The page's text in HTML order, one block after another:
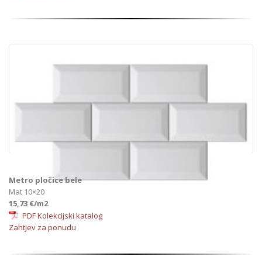
Metro pločice bele
Mat 10×20
15,73 €/m2
PDF Kolekcijski katalog
Zahtjev za ponudu